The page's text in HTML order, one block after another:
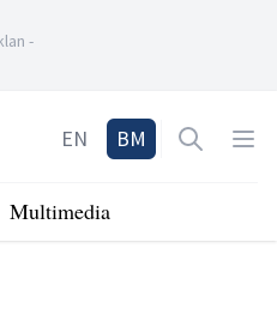
-
EN BM Open
Multimedia